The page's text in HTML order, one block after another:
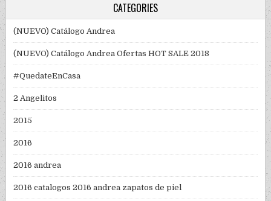
CATEGORIES
(NUEVO) Catálogo Andrea
(NUEVO) Catálogo Andrea Ofertas HOT SALE 2018
#QuedateEnCasa
2 Angelitos
2015
2016
2016 andrea
2016 catalogos 2016 andrea zapatos de piel